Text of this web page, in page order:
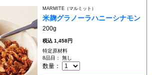
MARMITE（マルミット）
米麹グラノーラハニーシナモン
200g
税込1,458円
特定原材料
8品目： 無し
数量：